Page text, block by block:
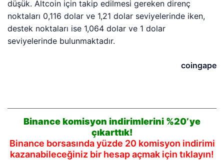
düşük. Altcoin için takip edilmesi gereken direnç
noktaları 0,116 dolar ve 1,21 dolar seviyelerinde iken,
destek noktaları ise 1,064 dolar ve 1 dolar
seviyelerinde bulunmaktadır.
coingape
Binance komisyon indirimlerini %20’ye
çıkarttık!
Binance borsasında yüzde 20 komisyon indirimi
kazanabileceğiniz bir hesap açmak için tıklayın!